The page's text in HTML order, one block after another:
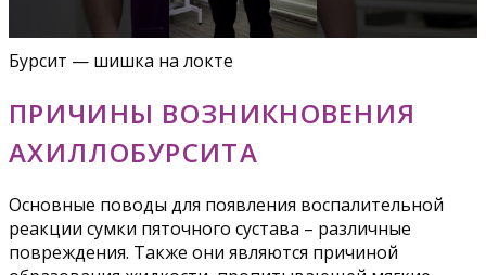
Бурсит — шишка на локте
ПРИЧИНЫ ВОЗНИКНОВЕНИЯ
АХИЛЛОБУРСИТА
Основные поводы для появления воспалительной
реакции сумки пяточного сустава – различные
повреждения. Также они являются причиной